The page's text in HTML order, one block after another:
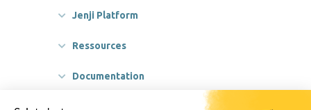
Jenji Platform
Ressources
Documentation